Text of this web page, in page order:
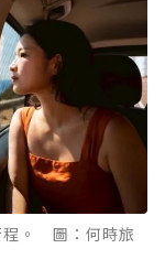
程。 圖：何時旅